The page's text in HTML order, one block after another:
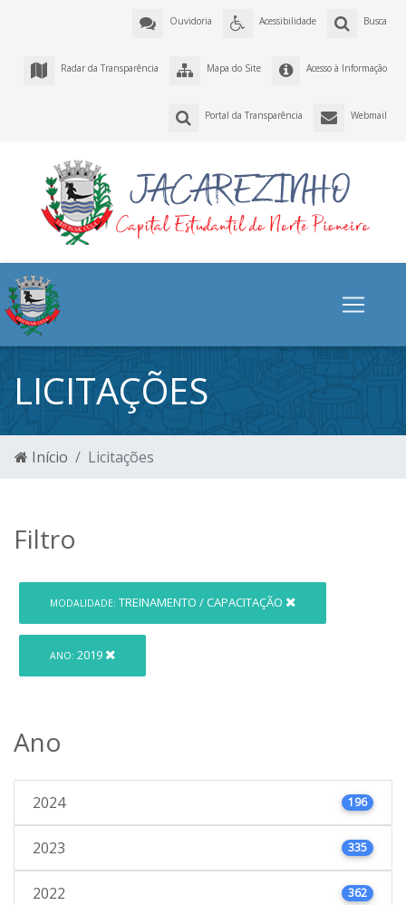
Busca
Acessibilidade
Ouvidoria
Acesso à Informação
Mapa do Site
Radar da Transparência
Webmail
Portal da Transparência
LICITAÇÕES
Início Licitações
Filtro
MODALIDADE: TREINAMENTO / CAPACITAÇÃO
ANO: 2019
Ano
2024 196
2023 335
2022 362